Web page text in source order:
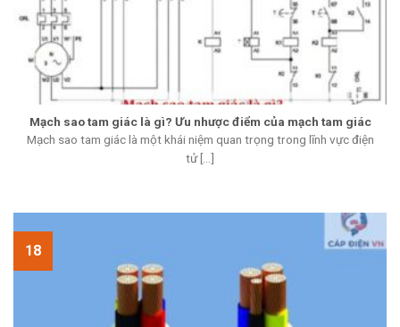
Mạch sao tam giác là gì? Ưu nhược điểm của mạch tam giác
Mạch sao tam giác là một khái niệm quan trọng trong lĩnh vực điện
tử [...]
18